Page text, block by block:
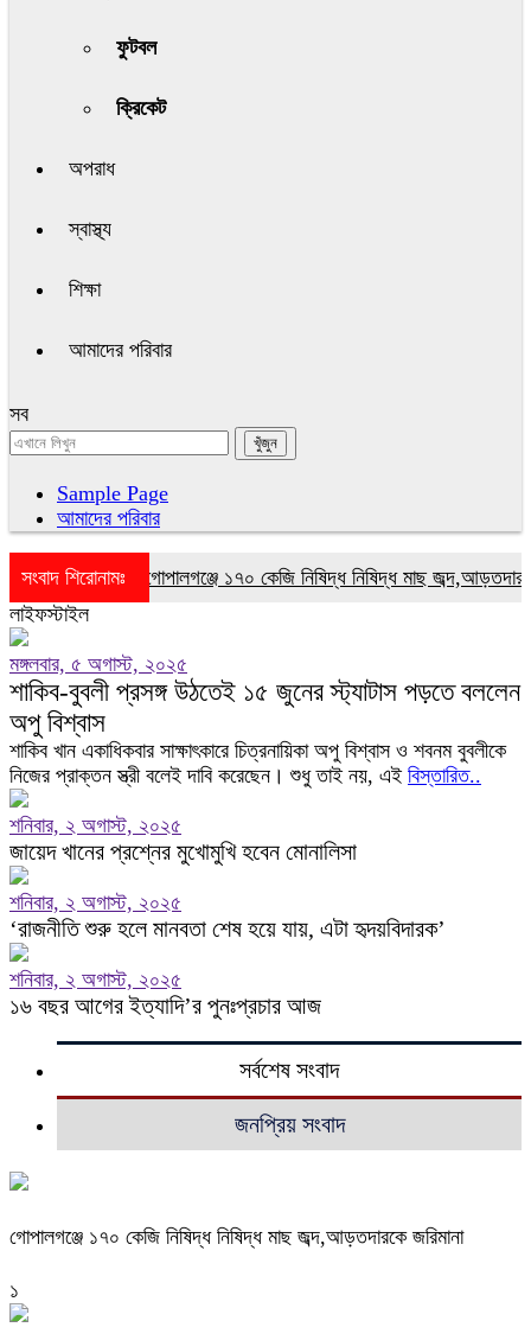
ফুটবল
ক্রিকেট
অপরাধ
স্বাস্থ্য
শিক্ষা
আমাদের পরিবার
সব
Sample Page
আমাদের পরিবার
সংবাদ শিরোনামঃ
গোপালগঞ্জে ১৭০ কেজি নিষিদ্ধ নিষিদ্ধ মাছ জব্দ,আড়তদারকে
লাইফস্টাইল
মঙ্গলবার, ৫ অগাস্ট, ২০২৫
শাকিব-বুবলী প্রসঙ্গ উঠতেই ১৫ জুনের স্ট্যাটাস পড়তে বললেন
অপু বিশ্বাস
শাকিব খান একাধিকবার সাক্ষাৎকারে চিত্রনায়িকা অপু বিশ্বাস ও শবনম বুবলীকে
নিজের প্রাক্তন স্ত্রী বলেই দাবি করেছেন। শুধু তাই নয়, এই বিস্তারিত..
শনিবার, ২ অগাস্ট, ২০২৫
জায়েদ খানের প্রশ্নের মুখোমুখি হবেন মোনালিসা
শনিবার, ২ অগাস্ট, ২০২৫
‘রাজনীতি শুরু হলে মানবতা শেষ হয়ে যায়, এটা হৃদয়বিদারক’
শনিবার, ২ অগাস্ট, ২০২৫
১৬ বছর আগের ইত্যাদি’র পুনঃপ্রচার আজ
সর্বশেষ সংবাদ
জনপ্রিয় সংবাদ
গোপালগঞ্জে ১৭০ কেজি নিষিদ্ধ নিষিদ্ধ মাছ জব্দ,আড়তদারকে জরিমানা
১